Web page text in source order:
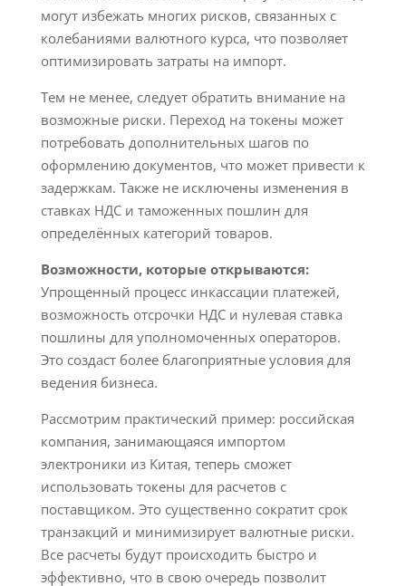
могут избежать многих рисков, связанных с
колебаниями валютного курса, что позволяет
оптимизировать затраты на импорт.
Тем не менее, следует обратить внимание на
возможные риски. Переход на токены может
потребовать дополнительных шагов по
оформлению документов, что может привести к
задержкам. Также не исключены изменения в
ставках НДС и таможенных пошлин для
определённых категорий товаров.
Возможности, которые открываются:
Упрощенный процесс инкассации платежей,
возможность отсрочки НДС и нулевая ставка
пошлины для уполномоченных операторов.
Это создаст более благоприятные условия для
ведения бизнеса.
Рассмотрим практический пример: российская
компания, занимающаяся импортом
электроники из Китая, теперь сможет
использовать токены для расчетов с
поставщиком. Это существенно сократит срок
транзакций и минимизирует валютные риски.
Все расчеты будут происходить быстро и
эффективно, что в свою очередь позволит